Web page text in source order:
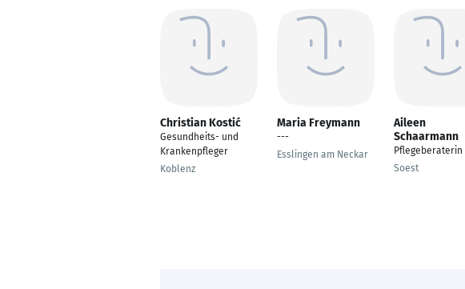
Christian Kostić
Gesundheits- und
Krankenpfleger
Koblenz
Maria Freymann
---
Esslingen am Neckar
Aileen
Schaarmann
Pflegeberaterin
Soest